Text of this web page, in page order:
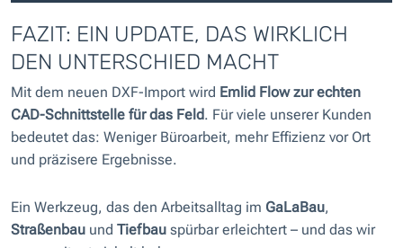
FAZIT: EIN UPDATE, DAS WIRKLICH
DEN UNTERSCHIED MACHT
Mit dem neuen DXF-Import wird Emlid Flow zur echten
CAD-Schnittstelle für das Feld. Für viele unserer Kunden
bedeutet das: Weniger Büroarbeit, mehr Effizienz vor Ort
und präzisere Ergebnisse.
Ein Werkzeug, das den Arbeitsalltag im GaLaBau,
Straßenbau und Tiefbau spürbar erleichtert – und das wir